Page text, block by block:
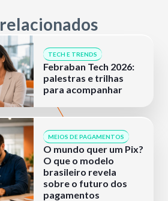
relacionados
TECH E TRENDS
Febraban Tech 2026:
palestras e trilhas
para acompanhar
MEIOS DE PAGAMENTOS
O mundo quer um Pix?
O que o modelo
brasileiro revela
sobre o futuro dos
pagamentos